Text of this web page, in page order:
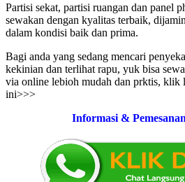
Partisi sekat, partisi ruangan dan panel
sewakan dengan kyalitas terbaik,
dalam kondisi baik dan prima.
Bagi anda yang sedang mencari
kekinian dan terlihat rapu, yuk bisa
via online lebioh mudah dan prktis, klik
ini>>>
Informasi &